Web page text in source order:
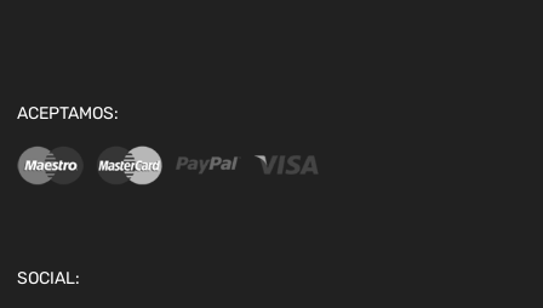
ACEPTAMOS:
SOCIAL: